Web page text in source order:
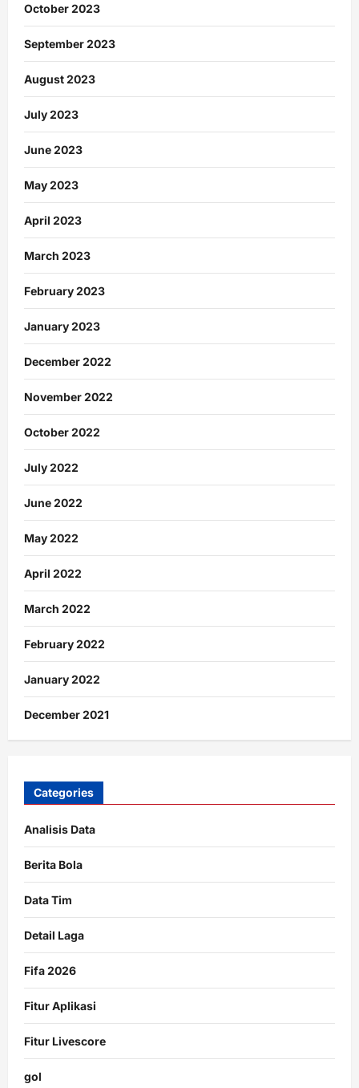
October 2023
September 2023
August 2023
July 2023
June 2023
May 2023
April 2023
March 2023
February 2023
January 2023
December 2022
November 2022
October 2022
July 2022
June 2022
May 2022
April 2022
March 2022
February 2022
January 2022
December 2021
Categories
Analisis Data
Berita Bola
Data Tim
Detail Laga
Fifa 2026
Fitur Aplikasi
Fitur Livescore
gol